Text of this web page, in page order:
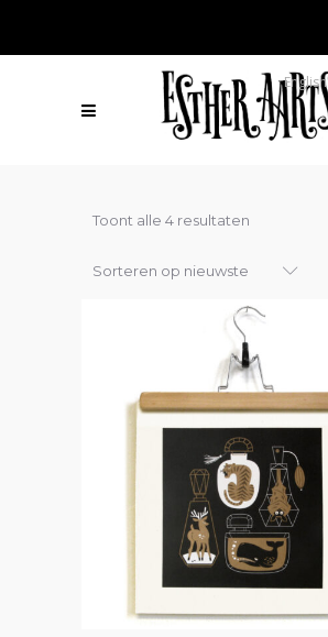
English
Toont alle 4 resultaten
nieuwste
Sorteren op nieuwste